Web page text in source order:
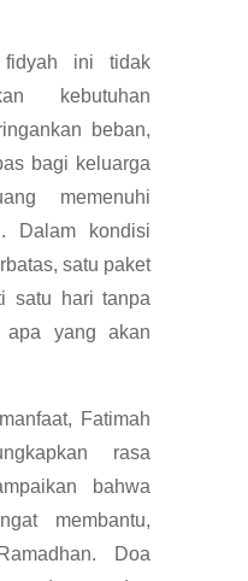
fidyah ini tidak
kebutuhan
beban,
bagi keluarga
memenuhi
Dalam kondisi
satu paket
satu hari tanpa
apa yang akan
Fatimah
rasa
bahwa
membantu,
Doa